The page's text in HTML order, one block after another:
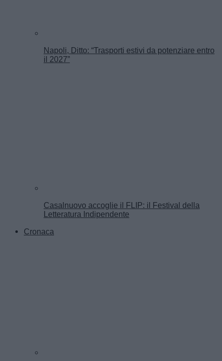
Napoli, Ditto: “Trasporti estivi da potenziare entro
il 2027”
Casalnuovo accoglie il FLIP: il Festival della
Letteratura Indipendente
Cronaca